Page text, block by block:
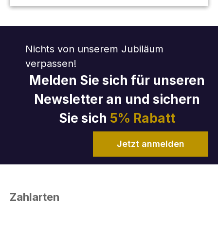
Nichts von unserem Jubiläum
verpassen!
Melden Sie sich für unseren
Newsletter an und sichern
Sie sich 5% Rabatt
Jetzt anmelden
Zahlarten